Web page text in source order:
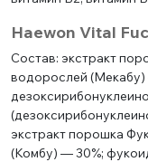
Haewon Vital
Состав: экстракт
водорослей (Мекабу)
экстракт порошка
(Комбу) — 30%;